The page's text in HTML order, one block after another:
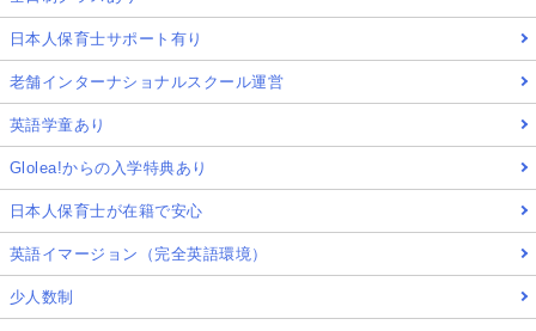
日本人保育士サポート有り
老舗インターナショナルスクール運営
英語学童あり
Glolea!からの入学特典あり
日本人保育士が在籍で安心
英語イマージョン（完全英語環境）
少人数制